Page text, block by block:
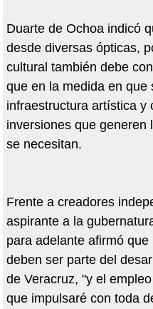
Duarte de Ochoa indicó
desde diversas ópticas,
cultural también debe
que en la medida en que
infraestructura artística y
inversiones que generen
se necesitan.
Frente a creadores
aspirante a la
para adelante afirmó
deben ser parte del
de Veracruz, "y el
que impulsaré con toda